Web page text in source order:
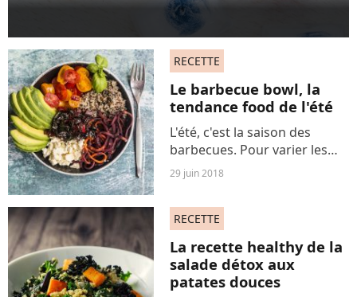
RECETTE
Le barbecue bowl, la
tendance food de l'été
L'été, c'est la saison des
barbecues. Pour varier les
plaisirs et faire un repas
original, on adopte la
beaux jours : le barbecue
29 juin 2018
RECETTE
La recette healthy de la
salade détox aux
patates douces